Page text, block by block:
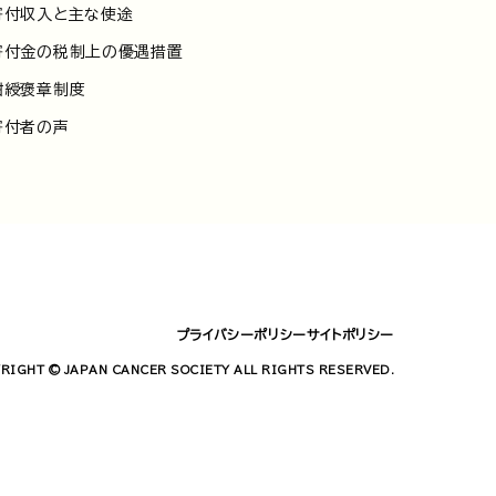
付収入と主な使途
付金の税制上の優遇措置
綬褒章制度
付者の声
プライバシーポリシーサイトポリシー
© JAPAN CANCER SOCIETY ALL RIGHTS RESERVED.